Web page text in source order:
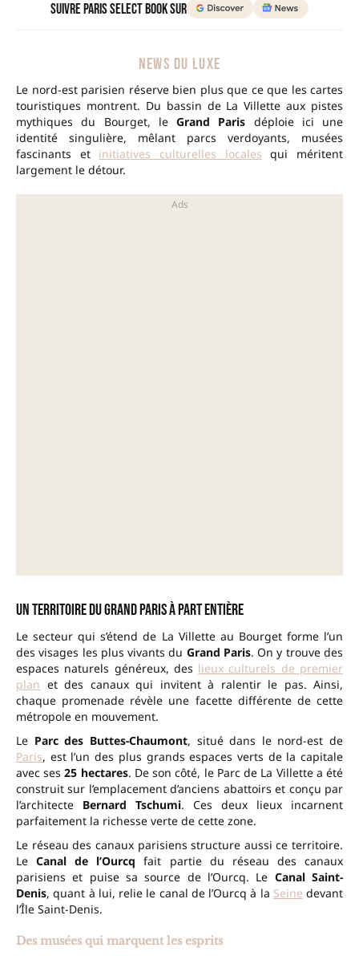
Suivre Paris Select Book sur
NEWS DU LUXE
Le nord-est parisien réserve bien plus que ce que les cartes
touristiques montrent. Du bassin de La Villette aux pistes
mythiques du Bourget, le Grand Paris déploie ici une
identité singulière, mêlant parcs verdoyants, musées
fascinants et initiatives culturelles locales qui méritent
largement le détour.
Un territoire du Grand Paris à part entière
Le secteur qui s’étend de La Villette au Bourget forme l’un
des visages les plus vivants du Grand Paris. On y trouve des
espaces naturels généreux, des lieux culturels de premier
plan et des canaux qui invitent à ralentir le pas. Ainsi,
chaque promenade révèle une facette différente de cette
métropole en mouvement.
Le Parc des Buttes-Chaumont, situé dans le nord-est de
Paris, est l’un des plus grands espaces verts de la capitale
avec ses25 hectares. De son côté, le Parc de La Villette a été
construit sur l’emplacement d’anciens abattoirs et conçu par
l’architecte Bernard Tschumi. Ces deux lieux incarnent
parfaitement la richesse verte de cette zone.
Le réseau des canaux parisiens structure aussi ce territoire.
LeCanal de l’Ourcq fait partie du réseau des canaux
parisiens et puise sa source de l’Ourcq. Le Canal Saint-
Denis, quant à lui, relie le canal de l’Ourcq à la Seine devant
l’Île Saint-Denis.
Des musées qui marquent les esprits